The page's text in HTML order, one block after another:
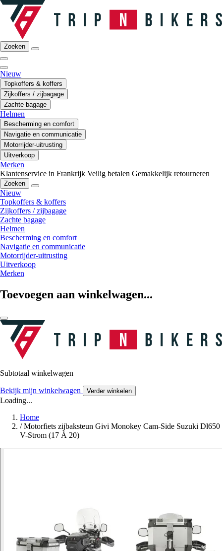
Zoeken
Nieuw
Topkoffers & koffers
Zijkoffers / zijbagage
Zachte bagage
Helmen
Bescherming en comfort
Navigatie en communicatie
Motorrijder-uitrusting
Uitverkoop
Merken
Klantenservice in Frankrijk Veilig betalen Gemakkelijk retourneren
Zoeken
Nieuw
Topkoffers & koffers
Zijkoffers / zijbagage
Zachte bagage
Helmen
Bescherming en comfort
Navigatie en communicatie
Motorrijder-uitrusting
Uitverkoop
Merken
Toevoegen aan winkelwagen...
Subtotaal winkelwagen
Bekijk mijn winkelwagen Verder winkelen
Loading...
Home
/ Motorfiets zijbaksteun Givi Monokey Cam-Side Suzuki Dl650
V-Strom (17 À 20)